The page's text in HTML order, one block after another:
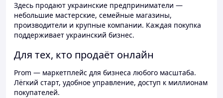
Здесь продают украинские предприниматели —
небольшие мастерские, семейные магазины,
производители и крупные компании. Каждая покупка
поддерживает украинский бизнес.
Для тех, кто продаёт онлайн
Prom — маркетплейс для бизнеса любого масштаба.
Лёгкий старт, удобное управление, доступ к миллионам
покупателей.